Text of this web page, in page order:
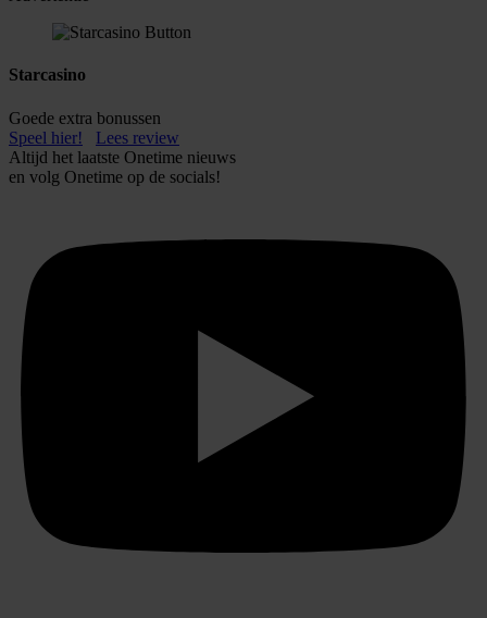
Starcasino
Goede extra bonussen
Speel hier!
Lees review
Altijd het laatste Onetime nieuws
en volg Onetime op de socials!